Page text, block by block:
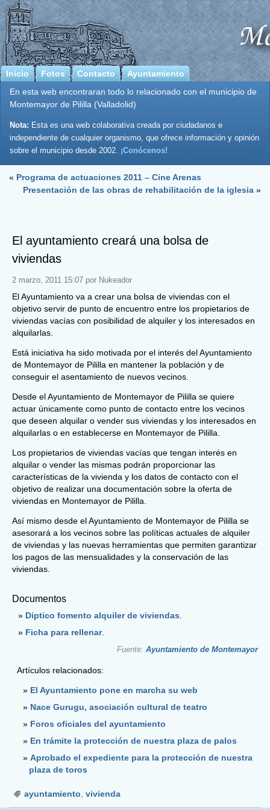
Inicio Fotos Contacto
Ayuntamiento
En esta web encontraran todo lo relacionado con el municipio de
Montemayor de Pililla (Valladolid)
Nota: Esta es una web colaborativa creada por ciudadanos e
independiente de cualquier organismo, que ofrece información y opinión
sobre el municipio desde 2002. ¡Conócenos!
« Programa de actuaciones 2011 – Cine Arenas
Presentación de las obras de rehabilitación de la iglesia »
El ayuntamiento creará una bolsa de
viviendas
2 marzo, 2011 15:07 por Nukeador
El Ayuntamiento va a crear una bolsa de viviendas con el
objetivo servir de punto de encuentro entre los propietarios de
viviendas vacías con posibilidad de alquiler y los interesados en
alquilarlas.
Está iniciativa ha sido motivada por el interés del Ayuntamiento
de Montemayor de Pililla en mantener la población y de
conseguir el asentamiento de nuevos vecinos.
Desde el Ayuntamiento de Montemayor de Pililla se quiere
actuar únicamente como punto de contacto entre los vecinos
que deseen alquilar o vender sus viviendas y los interesados en
alquilarlas o en establecerse en Montemayor de Pililla.
Los propietarios de viviendas vacías que tengan interés en
alquilar o vender las mismas podrán proporcionar las
características de la vivienda y los datos de contacto con el
objetivo de realizar una documentación sobre la oferta de
viviendas en Montemayor de Pililla.
Así mismo desde el Ayuntamiento de Montemayor de Pililla se
asesorará a los vecinos sobre las políticas actuales de alquiler
de viviendas y las nuevas herramientas que permiten garantizar
los pagos de las mensualidades y la conservación de las
viviendas.
Documentos
Diptico fomento alquiler de viviendas
Ficha para rellenar.
Fuente: Ayuntamiento de Montemayor
Artículos relacionados:
El Ayuntamiento pone en marcha su web
Nace Gurugu, asociación cultural de teatro
Foros oficiales del ayuntamiento
En trámite la protección de nuestra plaza de palos
Aprobado el expediente para la protección de nuestra
plaza de toros
ayuntamiento vivienda